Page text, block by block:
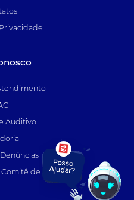
Auditivo
de Auditoria